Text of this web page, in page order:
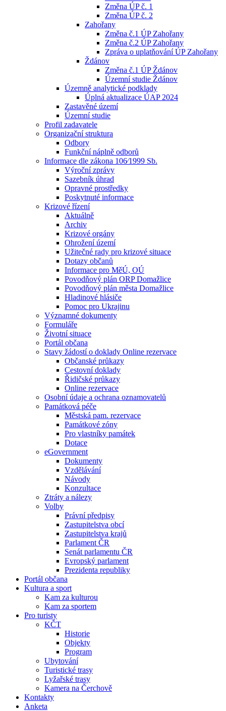
Změna ÚP č. 1
Změna ÚP č. 2
Zahořany
Změna č.1 ÚP Zahořany
Změna č.2 ÚP Zahořany
Zpráva o uplatňování ÚP Zahořany
Ždánov
Změna č.1 ÚP Ždánov
Územní studie Ždánov
Územně analytické podklady
Úplná aktualizace ÚAP 2024
Zastavěné území
Územní studie
Profil zadavatele
Organizační struktura
Odbory
Funkční náplně odborů
Informace dle zákona 106⁄1999 Sb.
Výroční zprávy
Sazebník úhrad
Opravné prostředky
Poskytnuté informace
Krizové řízení
Aktuálně
Archiv
Krizové orgány
Ohrožení území
Užitečné rady pro krizové situace
Dotazy občanů
Informace pro MěÚ, OÚ
Povodňový plán ORP Domažlice
Povodňový plán města Domažlice
Hladinové hlásiče
Pomoc pro Ukrajinu
Významné dokumenty
Formuláře
Životní situace
Portál občana
Stavy žádostí o doklady Online rezervace
Občanské průkazy
Cestovní doklady
Řidičské průkazy
Online rezervace
Osobní údaje a ochrana oznamovatelů
Památková péče
Městská pam. rezervace
Památkové zóny
Pro vlastníky památek
Dotace
eGovernment
Dokumenty
Vzdělávání
Návody
Konzultace
Ztráty a nálezy
Volby
Právní předpisy
Zastupitelstva obcí
Zastupitelstva krajů
Parlament ČR
Senát parlamentu ČR
Evropský parlament
Prezidenta republiky
Portál občana
Kultura a sport
Kam za kulturou
Kam za sportem
Pro turisty
KČT
Historie
Objekty
Program
Ubytování
Turistické trasy
Lyžařské trasy
Kamera na Čerchově
Kontakty
Anketa